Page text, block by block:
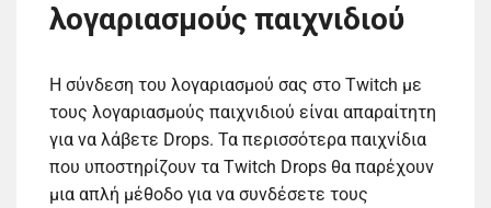
λογαριασμούς παιχνιδιού
Η σύνδεση του λογαριασμού σας στο Twitch με
τους λογαριασμούς παιχνιδιού είναι απαραίτητη
για να λάβετε Drops. Τα περισσότερα παιχνίδια
που υποστηρίζουν τα Twitch Drops θα παρέχουν
μια απλή μέθοδο για να συνδέσετε τους